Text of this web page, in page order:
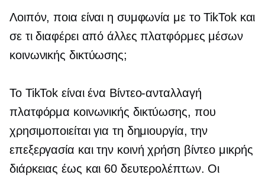
Λοιπόν, ποια είναι η συμφωνία με το TikTok και
σε τι διαφέρει από άλλες πλατφόρμες μέσων
κοινωνικής δικτύωσης;
Το TikTok είναι ένα Βίντεο-ανταλλαγή
πλατφόρμα κοινωνικής δικτύωσης, που
χρησιμοποιείται για τη δημιουργία, την
επεξεργασία και την κοινή χρήση βίντεο μικρής
διάρκειας έως και 60 δευτερολέπτων. Οι